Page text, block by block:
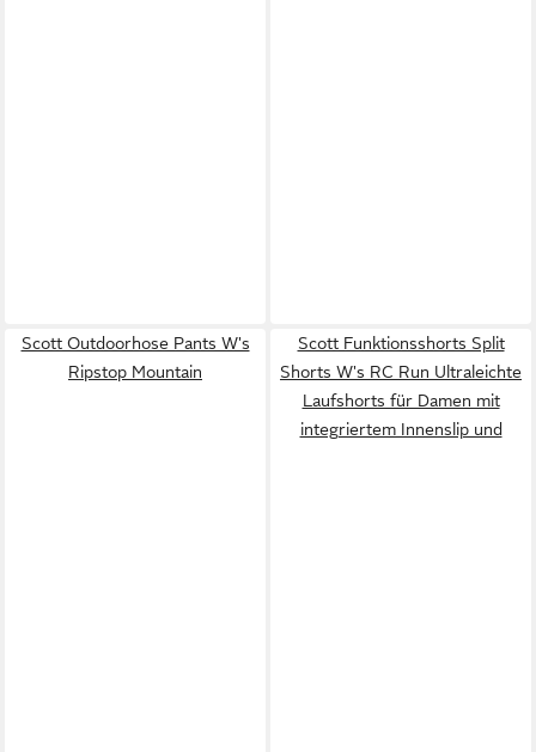
Scott Outdoorhose Pants W's
Ripstop Mountain
Scott Funktionsshorts Split
Shorts W's RC Run Ultraleichte
Laufshorts für Damen mit
integriertem Innenslip und